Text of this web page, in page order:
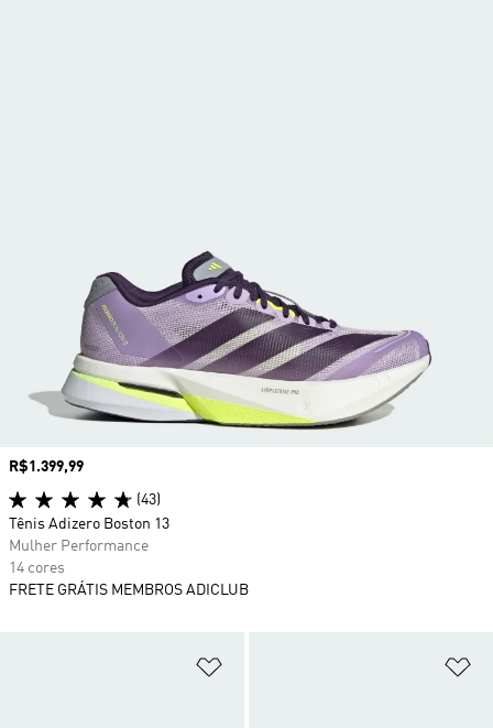
Preço
R$1.399,99
(43)
Tênis Adizero Boston 13
Mulher Performance
14 cores
FRETE GRÁTIS MEMBROS ADICLUB